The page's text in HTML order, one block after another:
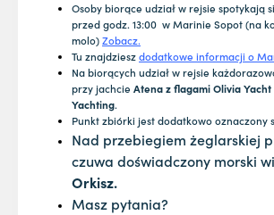
Osoby biorące udział w rejsie spotykają
przed godz. 13:00 w Marinie Sopot (na
molo)Zobacz.
Tu znajdzieszdodatkowe informacji o
Na biorących udział w rejsie
przy jachcie Atena z flagami Olivia
Yachting.
Punkt zbiórki jest dodatkowo oznaczony
Nad przebiegiem żeglarskiej
czuwa doświadczony morski
Orkisz.
Masz pytania?